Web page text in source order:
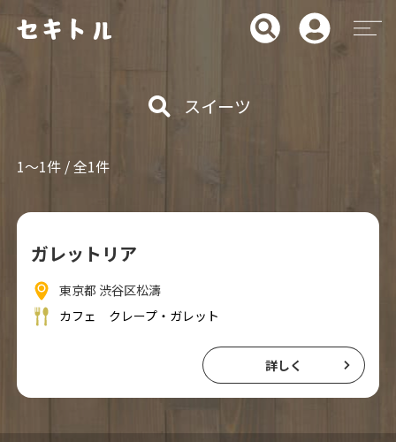
スイーツ
1～1件 / 全1件
ガレットリア
東京都 渋谷区松濤
カフェ
クレープ・ガレット
詳しく